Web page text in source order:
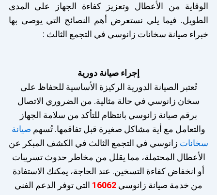
الوقاية من الأعطال وتعزيز كفاءة الجهاز على المدى
الطويل. فيما يلي نستعرض أهم النصائح التي يوصى بها
خبراء صيانة سخانات زانوسي في التجمع الثالث :
إجراء صيانة دورية
تُعتبر الصيانة الدورية الركيزة الأساسية للحفاظ على
سخان زانوسي في حالة مثالية. من الضروري الاتصال
برقم صيانة زانوسي بانتظام للتأكد من سلامة الجهاز
والتعامل مع أية مشاكل صغيرة قبل تفاقمها. تُسهم صيانة
سخانات زانوسي في التجمع الثالث في الكشف المبكر عن
الأعطال المحتملة، مما يقلل من مخاطر حدوث تسريبات
أو انخفاض كفاءة التسخين. عند الحاجة، يمكنك الاستفادة
من خدمة صيانة زانوسي 16062 التي توفر الدعم الفني